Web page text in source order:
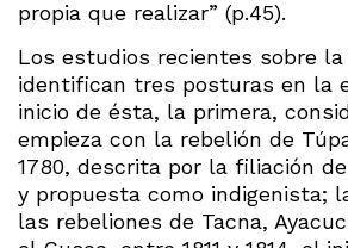
propia que realizar” (p.45).
Los estudios recientes sobre la
identifican tres posturas en la
inicio de ésta, la primera,
empieza con la rebelión de
1780, descrita por la filiación
y propuesta como indigenista;
las rebeliones de Tacna,